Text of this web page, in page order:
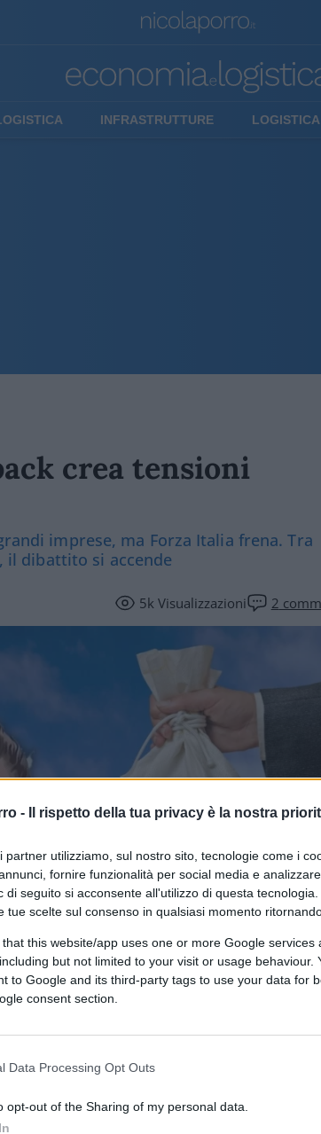
- Il rispetto della tua privacy è la nostra
partner utilizziamo, sul nostro sito, tecnologie come i
fornire funzionalità per social media e
di seguito si acconsente all'utilizzo di questa
tue scelte sul consenso in qualsiasi momento
that this website/app uses one or more Google
but not limited to your visit or usage behaviour.
to Google and its third-party tags to use your data for
consent section.
Data Processing Opt Outs
opt-out of the Sharing of my personal data.
INFRASTRUTTURE LOGISTICA
crea tensioni
imprese, ma Forza Italia frena. Tra
il dibattito si accende
5kVisualizzazioni 2
su Google CLICCA QUI